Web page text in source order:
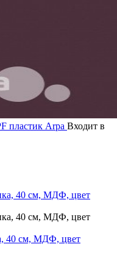
пластик Arpa Входит в
40 см, МДФ, цвет